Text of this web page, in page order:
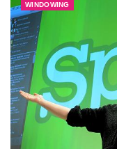
WINDOWING